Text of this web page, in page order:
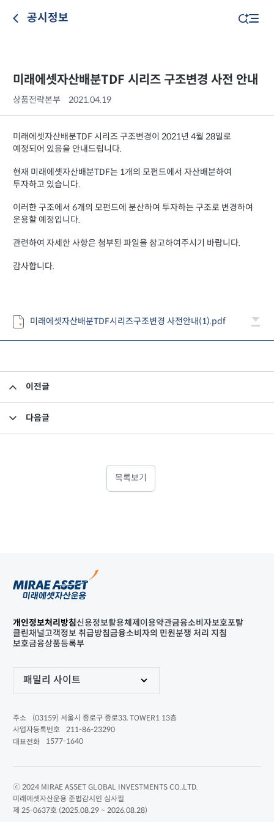
공시정보
미래에셋자산배분TDF 시리즈 구조변경 사전 안내
상품전략본부 2021.04.19
미래에셋자산배분TDF 시리즈 구조변경이 2021년 4월 28일로
예정되어 있음을 안내드립니다.
현재 미래에셋자산배분TDF는 1개의 모펀드에서 자산배분하여
투자하고 있습니다.
이러한 구조에서 6개의 모펀드에 분산하여 투자하는 구조로 변경하여
운용할 예정입니다.
관련하여 자세한 사항은 첨부된 파일을 참고하여주시기 바랍니다.
감사합니다.
미래에셋자산배분TDF시리즈구조변경 사전안내(1).pdf
이전글
다음글
목록보기
개인정보처리방침신용정보활용체제 이용약관금융소비자보호포탈
클린채널고객정보 취급방침금융소비자의 민원분쟁 처리 지침
보호금융상품등록부
패밀리 사이트
주소
(03159) 서울시 종로구 종로33, TOWER1 13층
사업자등록번호
211-86-23290
대표전화
1577-1640
ⓒ 2024 MIRAE ASSET GLOBAL INVESTMENTS CO.,LTD.
미래에셋자산운용 준법감시인 심사필
제 25-0637호 (2025.08.29 ~ 2026.08.28)